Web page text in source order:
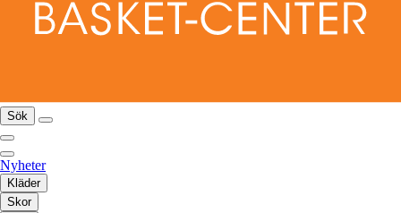
Sök
Nyheter
Kläder
Skor